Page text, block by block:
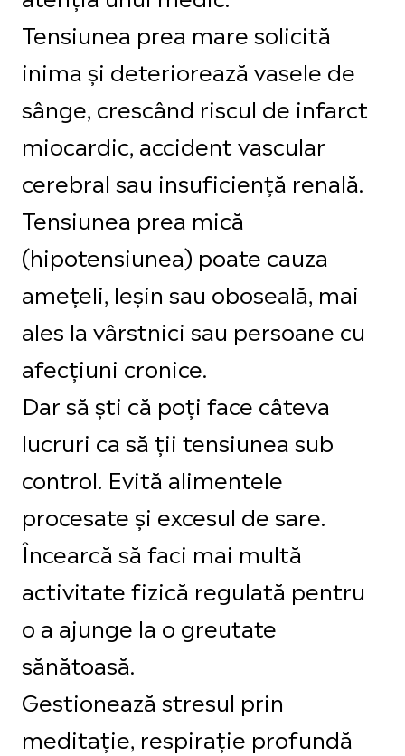
Tensiunea prea mare solicită
inima și deteriorează vasele de
sânge, crescând riscul de infarct
miocardic, accident vascular
cerebral sau insuficiență renală.
Tensiunea prea mică
(hipotensiunea) poate cauza
amețeli, leșin sau oboseală, mai
ales la vârstnici sau persoane cu
afecțiuni cronice.
Dar să ști că poți face câteva
lucruri ca să ții tensiunea sub
control. Evită alimentele
procesate și excesul de sare.
Încearcă să faci mai multă
activitate fizică regulată pentru
o a ajunge la o greutate
sănătoasă.
Gestionează stresul prin
meditație, respirație profundă